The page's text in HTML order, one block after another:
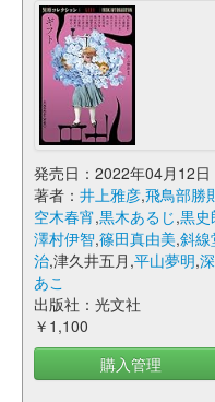
発売日：2022年04月12日
著者： 井上雅彦,飛鳥部勝
空木春宵,黒木あるじ,黒史
澤村伊智,篠田真由美,斜線
治,津久井五月,平山夢明,
あこ
出版社：光文社
￥1,100
購入管理